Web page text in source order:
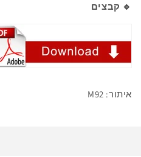
🔹 קבצים
איתור: M92